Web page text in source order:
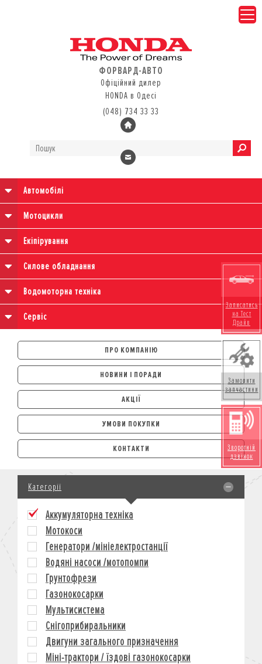
ФОРВАРД-АВТО
Офіційний дилер
HONDA в Одесі
(048) 734 33 33
Автомобілі
Мотоцикли
Екіпірування
Силове обладнання
Водомоторна техніка
Сервіс
ПРО КОМПАНІЮ
НОВИНИ І ПОРАДИ
АКЦІЇ
УМОВИ ПОКУПКИ
АВТОМОБІЛІ
ЛІЗИНГ
КРЕДИТ
СТРАХУВАННЯ
КОРПОРАТИВНИМ КЛІЄНТАМ
МОТОЦИКЛИ
КРЕДИТ
СТРАХУВАННЯ
КОРПОРАТИВНИМ КЛІЄНТАМ
КОНТАКТИ
Записатись
на Тест
Драйв
Замовити
запчастини
Зворотній
дзвінок
Категорії
Аккумуляторна техніка
Мотокоси
Генератори /мініелектростанції
Водяні насоси /мотопомпи
Грунтофрези
Газонокосарки
Мультисистема
Снігоприбиральники
Двигуни загального призначення
Міні-трактори / їздові газонокосарки